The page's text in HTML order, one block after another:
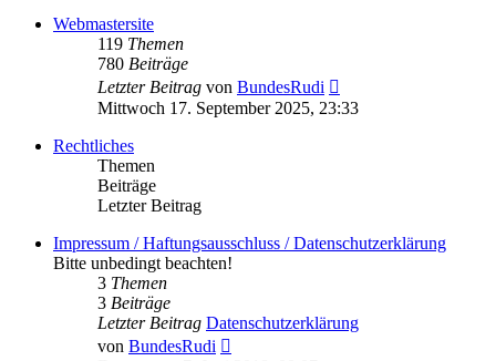
Webmastersite
119 Themen
780 Beiträge
Letzter Beitrag von BundesRudi
Beitrag
Mittwoch 17. September 2025, 23:33
Rechtliches
Themen
Beiträge
Letzter Beitrag
Impressum / Haftungsausschluss / Datenschutzerklärung
Bitte unbedingt beachten!
3 Themen
3 Beiträge
Letzter Beitrag Datenschutzerklärung
von BundesRudi